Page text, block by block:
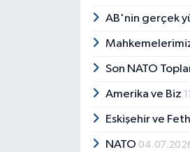
AB'nin gerçek
Son NATO
Amerika ve Biz
Eskişehir ve
NATO